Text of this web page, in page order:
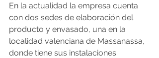
En la actualidad la empresa cuenta
con dos sedes de elaboración del
producto y envasado, una en la
localidad valenciana de Massanassa,
donde tiene sus instalaciones